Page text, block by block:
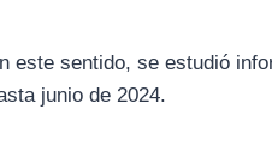
este sentido, se estudió
junio de 2024.